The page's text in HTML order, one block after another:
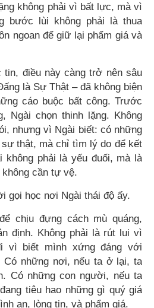
không phải vì bất lực, mà vì
bước lùi không phải là thua
ngoan để giữ lại phẩm giá và
tin, điều này càng trở nên sâu
là Sự Thật – đã không biện
cáo buộc bất công. Trước
Ngài chọn thinh lặng. Không
nhưng vì Ngài biết: có những
thật, mà chỉ tìm lý do để kết
không phải là yếu đuối, mà là
cần tự vệ.
gọi học nơi Ngài thái độ ấy.
chịu đựng cách mù quáng,
định. Không phải là rút lui vì
vì biết mình xứng đáng với
Có những nơi, nếu ta ở lại, ta
Có những con người, nếu ta
tiêu hao những gì quý giá
an, lòng tin, và phẩm giá.